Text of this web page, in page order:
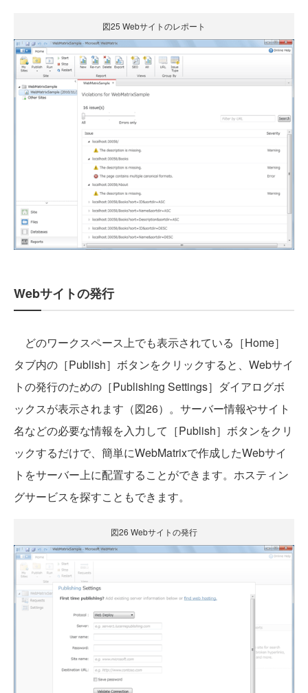
図25 Webサイトのレポート
Webサイトの発行
どのワークスペース上でも表示されている［Home］
タブ内の［Publish］ボタンをクリックすると、Webサイ
トの発行のための［Publishing Settings］ダイアログボ
ックスが表示されます（図26）。サーバー情報やサイト
名などの必要な情報を入力して［Publish］ボタンをクリ
ックするだけで、簡単にWebMatrixで作成したWebサイ
トをサーバー上に配置することができます。ホスティン
グサービスを探すこともできます。
図26 Webサイトの発行